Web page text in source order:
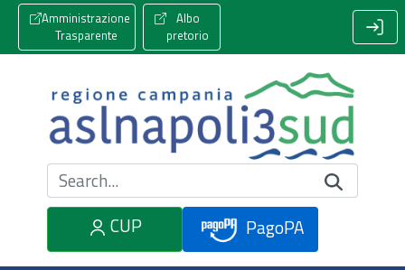
Amministrazione
Trasparente
Albo
pretorio
Cerca nel sito
CUP
PagoPA